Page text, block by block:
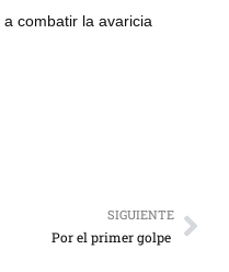
combatir la avaricia
SIGUIENTE
Por el primer golpe